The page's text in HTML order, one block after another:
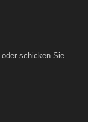
oder schicken Sie